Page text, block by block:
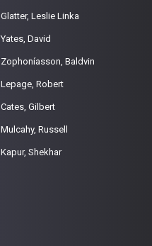
Glatter, Leslie Linka
Yates, David
Zophoníasson, Baldvin
Lepage, Robert
Cates, Gilbert
Mulcahy, Russell
Kapur, Shekhar